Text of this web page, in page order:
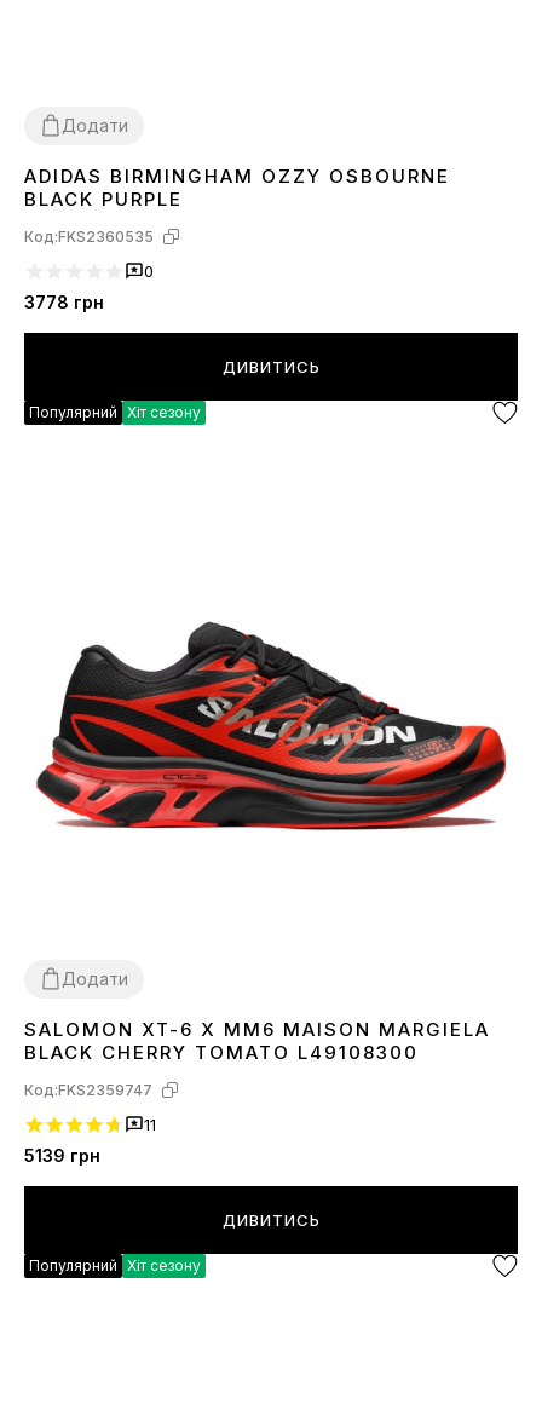
Додати
36 3738 39 41424344 45
ADIDAS BIRMINGHAM OZZY OSBOURNE
BLACK PURPLE
Код:FKS2360535
0
3778 грн
ДИВИТИСЬ
Популярний Хіт сезону
Додати
414243 44 45
SALOMON XT-6 X MM6 MAISON MARGIELA
BLACK CHERRY TOMATO L49108300
Код:FKS2359747
11
5139 грн
ДИВИТИСЬ
Популярний Хіт сезону